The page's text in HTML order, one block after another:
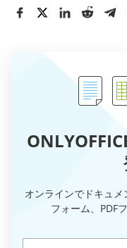
オンラインでドキュメ
フォーム、PDF